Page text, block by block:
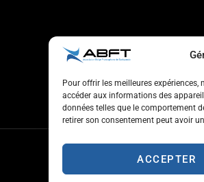
Pour offrir les meilleures
accéder aux informations des
données telles que le comportement
retirer son consentement peut avoir
ACCEPTER